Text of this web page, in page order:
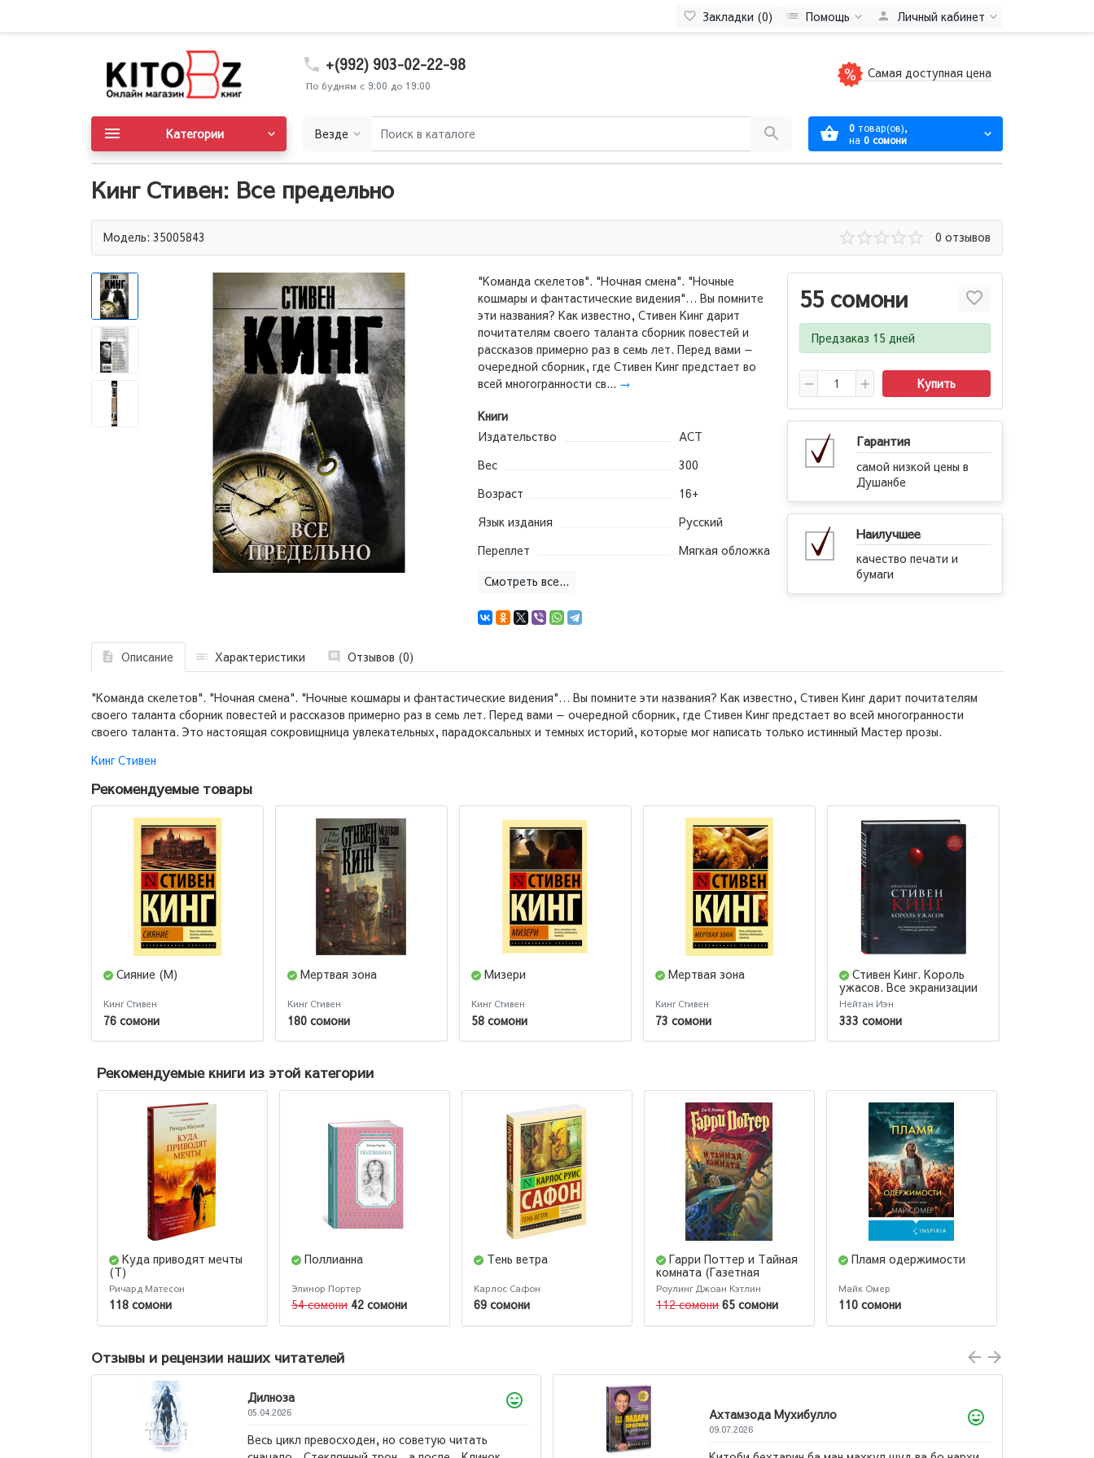
Закладки (0) Помощь Личный кабинет
+(992) 903-02-22-98
По будням с 9:00 до 19:00
Самая доступная цена
Везде 0 товар(ов),
на 0 сомони
Категории
Кинг Стивен: Все предельно
Модель: 35005843 0 отзывов
55 сомони
Предзаказ 15 дней
Купить
Гарантия
самой низкой цены в
Душанбе
Наилучшее
качество печати и
бумаги
"Команда скелетов". "Ночная смена". "Ночные
кошмары и фантастические видения"… Вы помните
эти названия? Как известно, Стивен Кинг дарит
почитателям своего таланта сборник повестей и
рассказов примерно раз в семь лет. Перед вами —
очередной сборник, где Стивен Кинг предстает во
всей многогранности св... →
Книги
Издательство
АСТ
Вес
300
Возраст
16+
Язык издания
Русский
Переплет
Мягкая обложка
Смотреть все...
Описание Характеристики Отзывов (0)
"Команда скелетов". "Ночная смена". "Ночные кошмары и фантастические видения"… Вы помните эти названия? Как известно, Стивен Кинг дарит почитателям
своего таланта сборник повестей и рассказов примерно раз в семь лет. Перед вами — очередной сборник, где Стивен Кинг предстает во всей многогранности
своего таланта. Это настоящая сокровищница увлекательных, парадоксальных и темных историй, которые мог написать только истинный Мастер прозы.
Кинг Стивен
Рекомендуемые товары
Сияние (М)
Кинг Стивен
76 сомони
Мертвая зона
Кинг Стивен
180 сомони
Мизери
Кинг Стивен
58 сомони
Мертвая зона
Кинг Стивен
73 сомони
Стивен Кинг. Король
ужасов. Все экранизации
книг мастера: от «Кэрри»
до «Доктор Сон»
Нейтан Иэн
333 сомони
Рекомендуемые книги из этой категории
Куда приводят мечты
(Т)
Ричард Матесон
118 сомони
Поллианна
Элинор Портер
54 сомони 42 сомони
Тень ветра
Карлос Сафон
69 сомони
Гарри Поттер и Тайная
комната (Газетная
бумага)
Роулинг Джоан Кэтлин
112 сомони 65 сомони
Пламя одержимости
Майк Омер
110 сомони
Отзывы и рецензии наших читателей
Дилноза
05.04.2026
Весь цикл превосходен, но советую читать
Ахтамзода Мухибулло
09.07.2026